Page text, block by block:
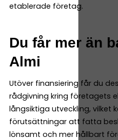
etablerade företag.
Du får mer än
Almi
Utöver finansiering får du
rådgivning kring företagets
långsiktiga utveckling, vilket
förutsättningar att fatta
lönsamt och mer hållbart